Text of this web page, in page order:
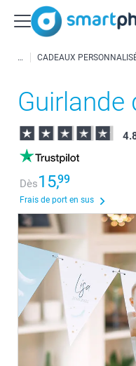
CADEAUX
Guirlande
Dès15,99
Frais de port en sus